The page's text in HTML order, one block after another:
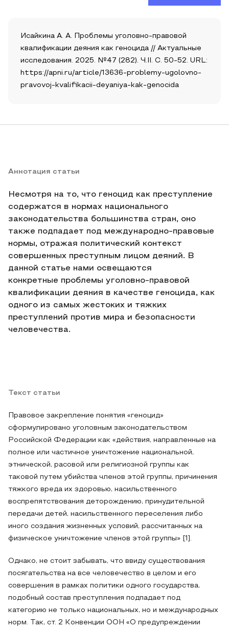
Исайкина А. А. Проблемы уголовно-правовой
квалификации деяния как геноцида // Актуальные
исследования. 2025. №47 (282). Ч.II. С. 50-52. URL:
https://apni.ru/article/13636-problemy-ugolovno-
pravovoj-kvalifikacii-deyaniya-kak-genocida
Аннотация статьи
Несмотря на то, что геноцид как преступление
содержатся в нормах национального
законодательства большинства стран, оно
также подпадает под международно-правовые
нормы, отражая политический контекст
совершенных преступным лицом деяний. В
данной статье нами освещаются
конкретные проблемы уголовно-правовой
квалификации деяния в качестве геноцида, как
одного из самых жестоких и тяжких
преступлений против мира и безопасности
человечества.
Текст статьи
Правовое закрепление понятия «геноцид»
сформулировано уголовным законодательством
Российской Федерации как «действия, направленные на
полное или частичное уничтожение национальной,
этнической, расовой или религиозной группы как
таковой путем убийства членов этой группы, причинения
тяжкого вреда их здоровью, насильственного
воспрепятствования деторождению, принудительной
передачи детей, насильственного переселения либо
иного создания жизненных условий, рассчитанных на
физическое уничтожение членов этой группы» [1].
Однако, не стоит забывать, что ввиду существования
посягательства на все человечество в целом и его
совершения в рамках политики одного государства,
подобный состав преступления подпадает под
категорию не только национальных, но и международных
норм. Так, ст. 2 Конвенции ООН «О предупреждении